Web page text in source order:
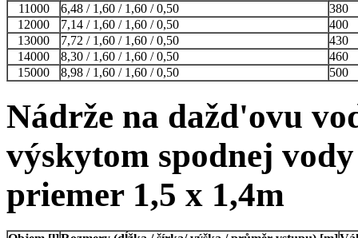
11000
6,48 / 1,60 / 1,60 / 0,50
380
12000
7,14 / 1,60 / 1,60 / 0,50
400
13000
7,72 / 1,60 / 1,60 / 0,50
430
14000
8,30 / 1,60 / 1,60 / 0,50
460
15000
8,98 / 1,60 / 1,60 / 0,50 500
Nádrže na dažd'ovu
výskytom spodnej vody
priemer 1,5 x 1,4m